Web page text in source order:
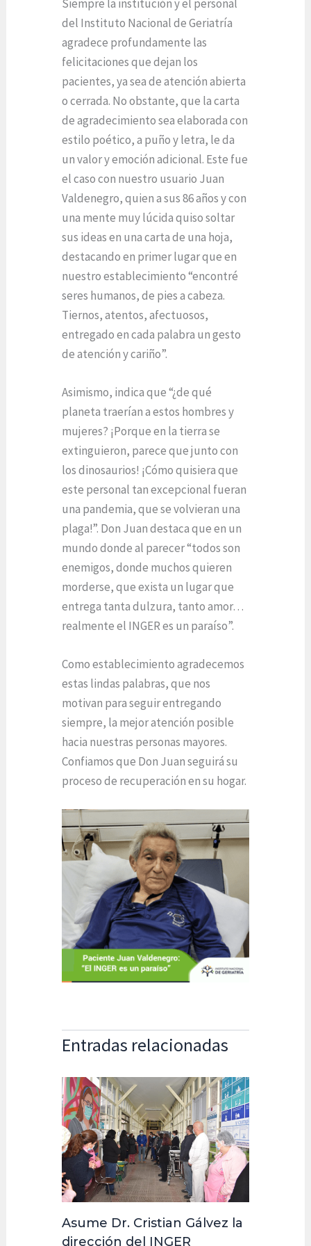
Siempre la institución y el personal
del Instituto Nacional de Geriatría
agradece profundamente las
felicitaciones que dejan los
pacientes, ya sea de atención abierta
o cerrada. No obstante, que la carta
de agradecimiento sea elaborada con
estilo poético, a puño y letra, le da
un valor y emoción adicional. Este fue
el caso con nuestro usuario Juan
Valdenegro, quien a sus 86 años y con
una mente muy lúcida quiso soltar
sus ideas en una carta de una hoja,
destacando en primer lugar que en
nuestro establecimiento “encontré
seres humanos, de pies a cabeza.
Tiernos, atentos, afectuosos,
entregado en cada palabra un gesto
de atención y cariño”.
Asimismo, indica que “¿de qué
planeta traerían a estos hombres y
mujeres? ¡Porque en la tierra se
extinguieron, parece que junto con
los dinosaurios! ¡Cómo quisiera que
este personal tan excepcional fueran
una pandemia, que se volvieran una
plaga!”. Don Juan destaca que en un
mundo donde al parecer “todos son
enemigos, donde muchos quieren
morderse, que exista un lugar que
entrega tanta dulzura, tanto amor…
realmente el INGER es un paraíso”.
Como establecimiento agradecemos
estas lindas palabras, que nos
motivan para seguir entregando
siempre, la mejor atención posible
hacia nuestras personas mayores.
Confiamos que Don Juan seguirá su
proceso de recuperación en su hogar.
Entradas relacionadas
Asume Dr. Cristian Gálvez la
dirección del INGER